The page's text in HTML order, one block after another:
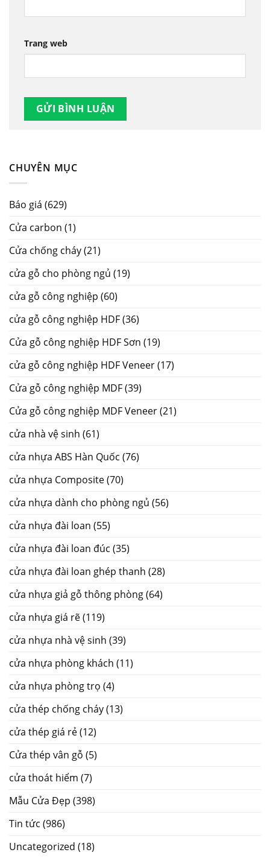
CHUYÊN MỤC
Báo giá (629)
Cửa carbon (1)
Cửa chống cháy(21)
cửa gỗ cho phòng ngủ (19)
cửa gỗ công nghiệp (60)
cửa gỗ công nghiệp HDF(36)
Cửa gỗ công nghiệp HDF Sơn (19)
cửa gỗ công nghiệp HDF Veneer(17)
Cửa gỗ công nghiệp MDF(39)
Cửa gỗ công nghiệp MDF Veneer(21)
cửa nhà vệ sinh (61)
cửa nhựa ABS Hàn Quốc (76)
cửa nhựa Composite(70)
cửa nhựa dành cho phòng ngủ (56)
cửa nhựa đài loan (55)
cửa nhựa đài loan đúc (35)
cửa nhựa đài loan ghép thanh (28)
cửa nhựa giả gỗ thông phòng(64)
cửa nhựa giá rẽ(119)
cửa nhựa nhà vệ sinh (39)
cửa nhựa phòng khách (11)
cửa nhựa phòng trọ (4)
cửa thép chống cháy(13)
cửa thép giá rẻ(12)
Cửa thép vân gỗ (5)
cửa thoát hiểm (7)
Mẫu Cửa Đẹp (398)
Tin tức (986)
Uncategorized (18)
Trang web